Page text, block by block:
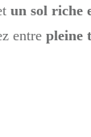
un sol riche
entre pleine